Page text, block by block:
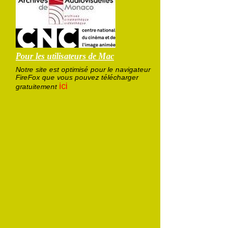
Pour les utilisateurs de Mac
Notre site est optimisé pour le navigateur
FireFox que vous pouvez télécharger
gratuitement ici